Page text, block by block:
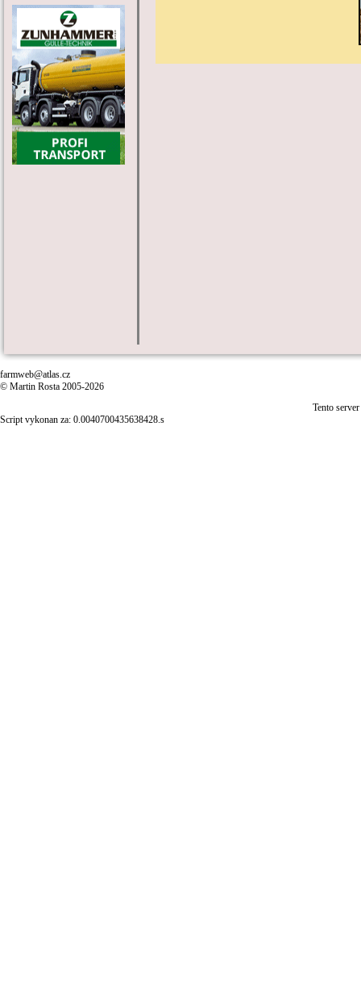
farmweb@atlas.cz
© Martin Rosta 2005-2026
Tento
Script vykonan za: 0.0040700435638428.s